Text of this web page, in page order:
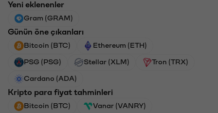
Yeni eklenenler
Gram (GRAM)
Günün öne çıkanları
Bitcoin (BTC) Ethereum (ETH)
PSG (PSG) Stellar (XLM) Tron (TRX)
Cardano (ADA)
Kripto para fiyat tahminleri
Bitcoin (BTC) Vanar (VANRY)